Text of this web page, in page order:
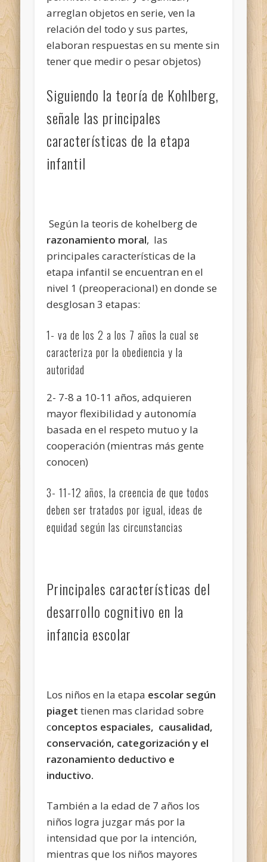
arreglan objetos en serie, ven la
relación del todo y sus partes,
elaboran respuestas en su mente sin
tener que medir o pesar objetos)
Siguiendo la teoría de Kohlberg,
señale las principales
características de la etapa
infantil
Según la teoris de kohelberg de
razonamiento moral, las
principales características de la
etapa infantil se encuentran en el
nivel 1 (preoperacional) en donde se
desglosan 3 etapas:
1- va de los 2 a los 7 años la cual se
caracteriza por la obediencia y la
autoridad
2- 7-8 a 10-11 años, adquieren
mayor flexibilidad y autonomía
basada en el respeto mutuo y la
cooperación (mientras más gente
conocen)
3- 11-12 años, la creencia de que todos
deben ser tratados por igual, ideas de
equidad según las circunstancias
Principales características del
desarrollo cognitivo en la
infancia escolar
Los niños en la etapa escolar según
piaget tienen mas claridad sobre
conceptos espaciales, causalidad,
conservación, categorización y el
razonamiento deductivo e
inductivo.
También a la edad de 7 años los
niños logra juzgar más por la
intensidad que por la intención,
mientras que los niños mayores